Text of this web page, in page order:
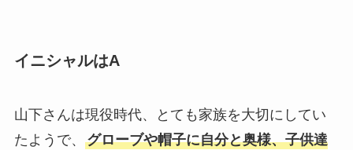
イニシャルはA
山下さんは現役時代、とても家族を大切にしてい
たようで、 グローブや帽子に自分と奥様、子供達